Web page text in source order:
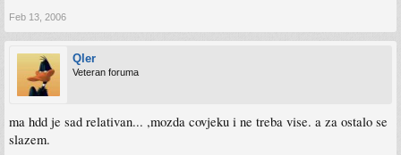
Feb 13, 2006
Qler
Veteran foruma
ma hdd je sad relativan... ,mozda covjeku i ne treba vise. a za ostalo se
slazem.